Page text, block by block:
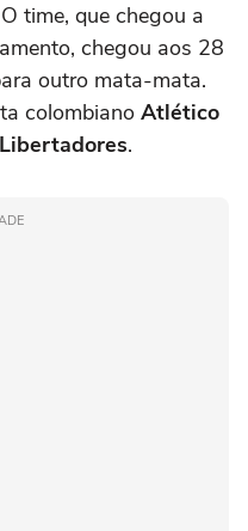
time, que chegou a
chegou aos 28
outro mata-mata.
colombiano Atlético
Libertadores.